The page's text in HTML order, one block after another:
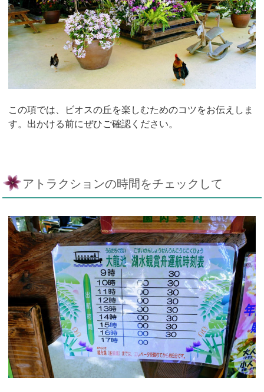
この項では、ビオスの丘を楽しむためのコツをお伝えしま
す。出かける前にぜひご確認ください。
アトラクションの時間をチェックして